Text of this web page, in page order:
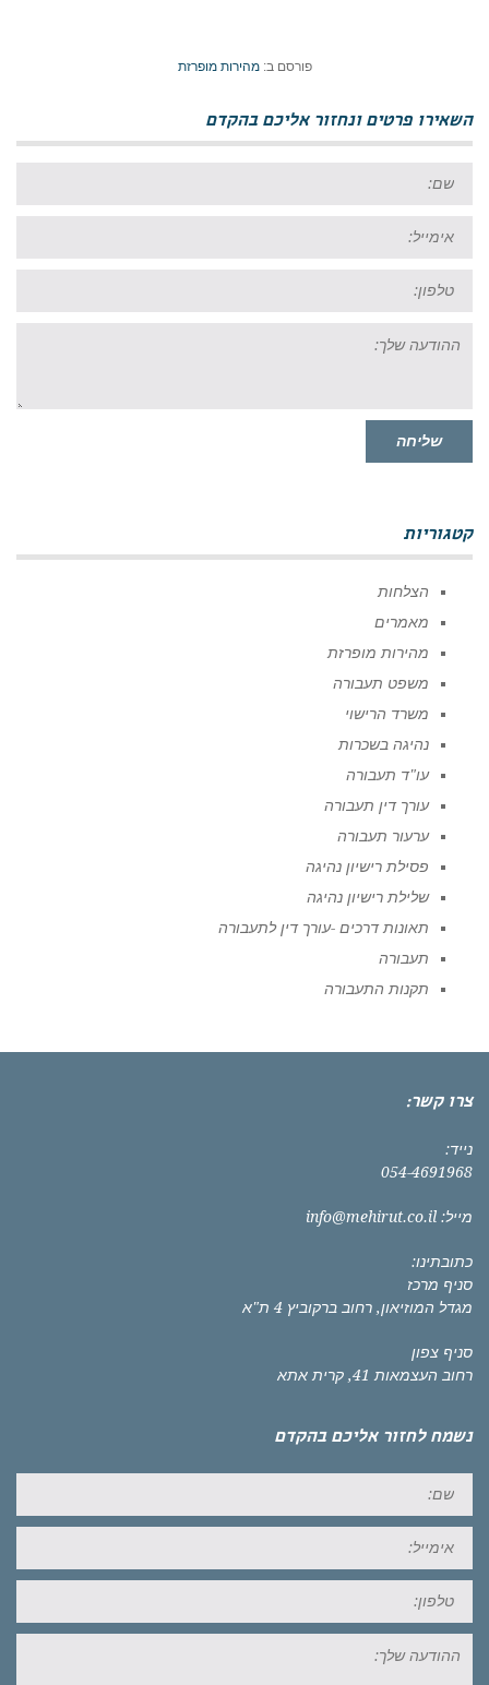
פורסם ב:מהירות מופרזת
השאירו פרטים ונחזור אליכם בהקדם
שלך:
שליחה
קטגוריות
הצלחות
מאמרים
מהירות מופרזת
משפט תעבורה
משרד הרישוי
נהיגה בשכרות
עו"ד תעבורה
עורך דין תעבורה
ערעור תעבורה
פסילת רישיון נהיגה
שלילת רישיון נהיגה
תאונות דרכים -עורך דין לתעבורה
תעבורה
תקנות התעבורה
צרו קשר:
נייד:
054-4691968
מייל: info@mehirut.co.il
כתובתינו:
סניף מרכז
מגדל המוזיאון, רחוב ברקוביץ 4 ת"א
סניף צפון
רחוב העצמאות 41, קרית אתא
נשמח לחזור אליכם בהקדם
שלך: